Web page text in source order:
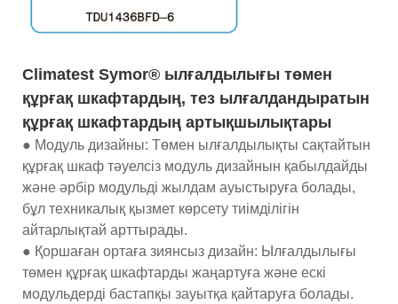
Climatest Symor® ылғалдылығы төмен
құрғақ шкафтардың, тез ылғалдандыратын
құрғақ шкафтардың артықшылықтары
● Модуль дизайны: Төмен ылғалдылықты сақтайтын
құрғақ шкаф тәуелсіз модуль дизайнын қабылдайды
және әрбір модульді жылдам ауыстыруға болады,
бұл техникалық қызмет көрсету тиімділігін
айтарлықтай арттырады.
● Қоршаған ортаға зиянсыз дизайн: Ылғалдылығы
төмен құрғақ шкафтарды жаңартуға және ескі
модульдерді бастапқы зауытқа қайтаруға болады.